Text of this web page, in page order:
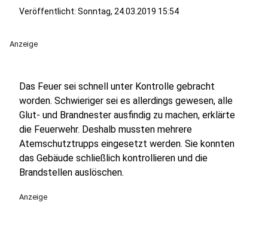
Veröffentlicht: Sonntag, 24.03.2019 15:54
Anzeige
Das Feuer sei schnell unter Kontrolle gebracht
worden. Schwieriger sei es allerdings gewesen, alle
Glut- und Brandnester ausfindig zu machen, erklärte
die Feuerwehr. Deshalb mussten mehrere
Atemschutztrupps eingesetzt werden. Sie konnten
das Gebäude schließlich kontrollieren und die
Brandstellen auslöschen.
Anzeige